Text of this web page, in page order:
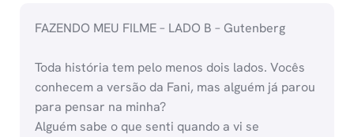
FAZENDO MEU FILME – LADO B – Gutenberg
Toda história tem pelo menos dois lados. Vocês
conhecem a versão da Fani, mas alguém já parou
para pensar na minha?
Alguém sabe o que senti quando a vi se